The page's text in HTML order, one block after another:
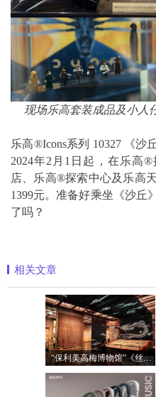
现场乐高套装成品及小人
乐高®Icons系列 10327 《沙
2024年2月1日起，在乐高
店、乐高®探索中心及乐高
1399元。准备好乘坐《沙丘
了吗？
相关文章
“保利美高梅博物馆”《丝路》大展最后